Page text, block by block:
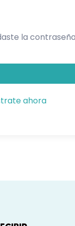
la
ahora